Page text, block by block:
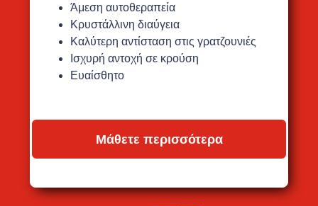
Άμεση αυτοθεραπεία
Κρυστάλλινη διαύγεια
Καλύτερη αντίσταση στις γρατζουνιές
Ισχυρή αντοχή σε κρούση
Ευαίσθητο
Μάθετε περισσότερα